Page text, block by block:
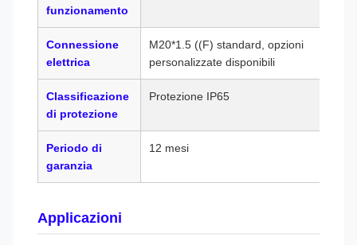
funzionamento
Connessione
elettrica
M20*1.5 ((F) standard, opzioni
personalizzate disponibili
Classificazione
di protezione
Protezione IP65
Periodo di
garanzia
12 mesi
Applicazioni